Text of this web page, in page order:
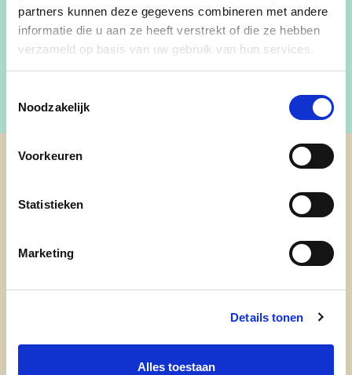
partners kunnen deze gegevens combineren met andere
informatie die u aan ze heeft verstrekt of die ze hebben
verzameld op basis van uw gebruik van hun services.
Noodzakelijk
Voorkeuren
Statistieken
Marketing
Details tonen
Alles toestaan